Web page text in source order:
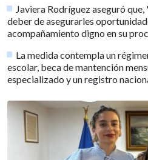
Javiera Rodríguez aseguró
deber de asegurarles
acompañamiento digno en su
La medida contempla un
escolar, beca de mantención
especializado y un registro